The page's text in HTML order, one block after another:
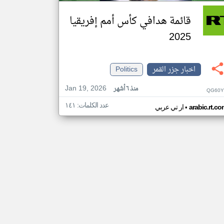
قائمة هدافي كأس أمم إفريقيا
2025
اخبار جزر القمر
Politics
Jan 19, 2026
منذ ٦ أشهر
ار تي عربي• عدد الكلمات: ١٤١